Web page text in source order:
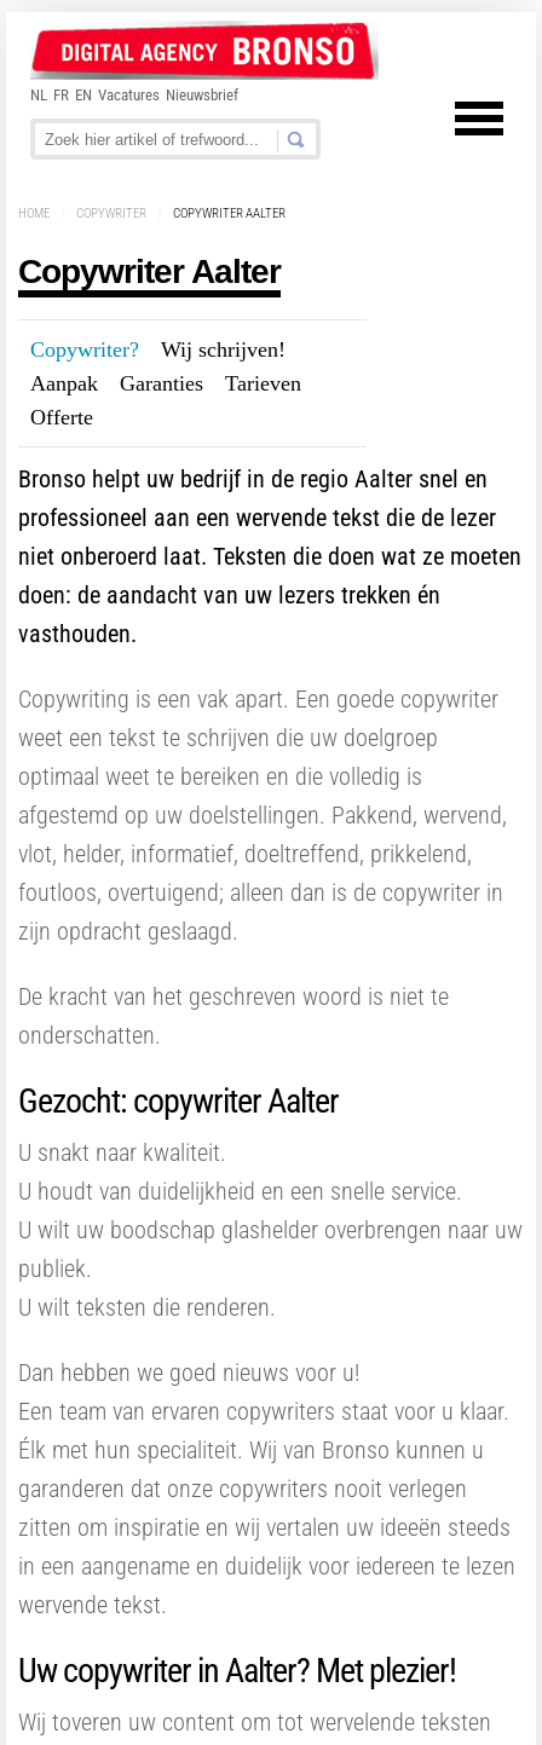
NL FR EN Vacatures Nieuwsbrief
HOME COPYWRITER COPYWRITER AALTER
Copywriter Aalter
Copywriter? Wij schrijven!
Aanpak
Garanties Tarieven
Offerte
Bronso helpt uw bedrijf in de regio Aalter snel en
professioneel aan een wervende tekst die de lezer
niet onberoerd laat. Teksten die doen wat ze moeten
doen: de aandacht van uw lezers trekken én
vasthouden.
Copywriting is een vak apart. Een goede copywriter
weet een tekst te schrijven die uw doelgroep
optimaal weet te bereiken en die volledig is
afgestemd op uw doelstellingen. Pakkend, wervend,
vlot, helder, informatief, doeltreffend, prikkelend,
foutloos, overtuigend; alleen dan is de copywriter in
zijn opdracht geslaagd.
De kracht van het geschreven woord is niet te
onderschatten.
Gezocht: copywriter Aalter
U snakt naar kwaliteit.
U houdt van duidelijkheid en een snelle service.
U wilt uw boodschap glashelder overbrengen naar uw
publiek.
U wilt teksten die renderen.
Dan hebben we goed nieuws voor u!
Een team van ervaren copywriters staat voor u klaar.
Élk met hun specialiteit. Wij van Bronso kunnen u
garanderen dat onze copywriters nooit verlegen
zitten om inspiratie en wij vertalen uw ideeën steeds
in een aangename en duidelijk voor iedereen te lezen
wervende tekst.
Uw copywriter in Aalter? Met plezier!
Wij toveren uw content om tot wervelende teksten